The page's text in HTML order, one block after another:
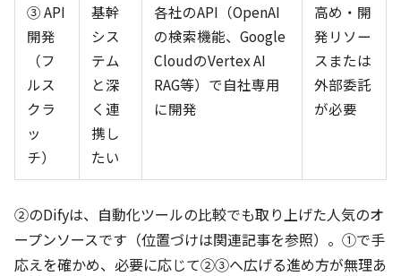
③ API
開発
（フ
ルス
クラ
ッ
チ）
基幹
シス
テム
と深
く連
携し
たい
各社のAPI（OpenAI
の検索機能、Google
CloudのVertex AI
RAG等）で自社専用
に開発
高め・開
発リソー
スまたは
外部委託
が必要
②のDifyは、自動化ツールの比較でも取り上げた人気のオ
ープンソースです（位置づけは関連記事を参照）。①で手
応えを確かめ、必要に応じて②③へ広げる進め方が無理あ